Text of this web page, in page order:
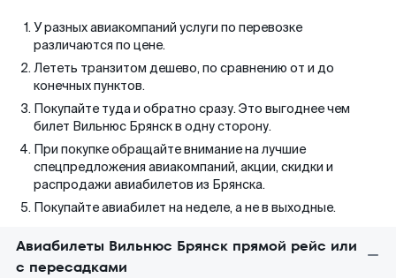
У разных авиакомпаний услуги по перевозке
различаются по цене.
Лететь транзитом дешево, по сравнению от и до
конечных пунктов.
Покупайте туда и обратно сразу. Это выгоднее чем
билет Вильнюс Брянск в одну сторону.
При покупке обращайте внимание на лучшие
спецпредложения авиакомпаний, акции, скидки и
распродажи авиабилетов из Брянска.
Покупайте авиабилет на неделе, а не в выходные.
Авиабилеты Вильнюс Брянск прямой рейс или
с пересадками